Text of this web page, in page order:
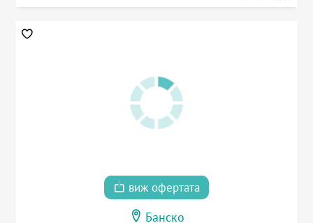
виж офертата
Банско